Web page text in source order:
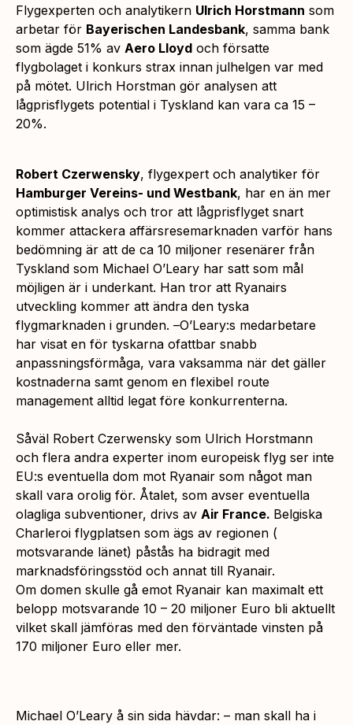
Flygexperten och analytikern Ulrich Horstmann som
arbetar för Bayerischen Landesbank, samma bank
som ägde 51% av Aero Lloyd och försatte
flygbolaget i konkurs strax innan julhelgen var med
på mötet. Ulrich Horstman gör analysen att
lågprisflygets potential i Tyskland kan vara ca 15 –
20%.
Robert Czerwensky, flygexpert och analytiker för
Hamburger Vereins- und Westbank, har en än mer
optimistisk analys och tror att lågprisflyget snart
kommer attackera affärsresemarknaden varför hans
bedömning är att de ca 10 miljoner resenärer från
Tyskland som Michael O’Leary har satt som mål
möjligen är i underkant. Han tror att Ryanairs
utveckling kommer att ändra den tyska
flygmarknaden i grunden. –O’Leary:s medarbetare
har visat en för tyskarna ofattbar snabb
anpassningsförmåga, vara vaksamma när det gäller
kostnaderna samt genom en flexibel route
management alltid legat före konkurrenterna.
Såväl Robert Czerwensky som Ulrich Horstmann
och flera andra experter inom europeisk flyg ser inte
EU:s eventuella dom mot Ryanair som något man
skall vara orolig för. Åtalet, som avser eventuella
olagliga subventioner, drivs av Air France. Belgiska
Charleroi flygplatsen som ägs av regionen (
motsvarande länet) påstås ha bidragit med
marknadsföringsstöd och annat till Ryanair.
Om domen skulle gå emot Ryanair kan maximalt ett
belopp motsvarande 10 – 20 miljoner Euro bli aktuellt
vilket skall jämföras med den förväntade vinsten på
170 miljoner Euro eller mer.
Michael O’Leary å sin sida hävdar: – man skall ha i